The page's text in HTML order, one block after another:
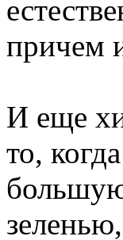
причем
И еще
то,